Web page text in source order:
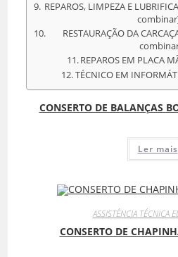
REPAROS, LIMPEZA E
RESTAURAÇÃO DA
REPAROS EM PLACA
TÉCNICO EM
CONSERTO DE BALANÇAS
Ler mais
ASSISTÊNCIA TÉCNICA
CONSERTO DE